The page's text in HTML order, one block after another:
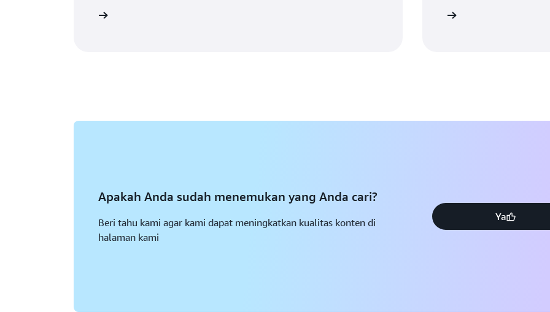
Apakah Anda sudah menemukan yang Anda cari?
Beri tahu kami agar kami dapat meningkatkan kualitas konten di
halaman kami
Ya